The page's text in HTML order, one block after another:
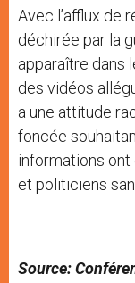
Avec l’afflux de
déchirée par la
apparaître dans
des vidéos
a une attitude
foncée
informations
et politiciens
Source: